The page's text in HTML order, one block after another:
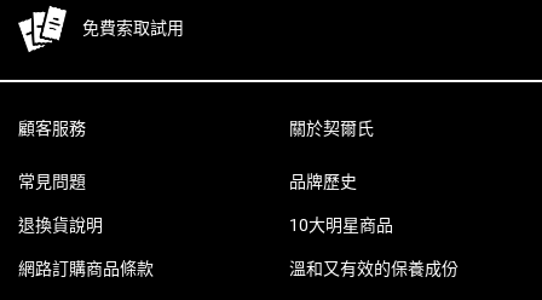
免費索取試用
顧客服務
常見問題
退換貨說明
網路訂購商品條款
關於契爾氏
品牌歷史
10大明星商品
溫和又有效的保養成份